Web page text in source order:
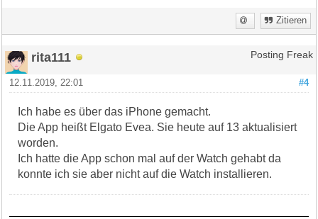
Zitieren
rita111 Posting Freak
#4
12.11.2019, 22:01
Ich habe es über das iPhone gemacht.
Die App heißt Elgato Evea. Sie heute auf 13 aktualisiert
worden.
Ich hatte die App schon mal auf der Watch gehabt da
konnte ich sie aber nicht auf die Watch installieren.